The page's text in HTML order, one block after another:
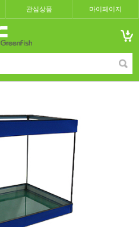
관심상품 마이페이지